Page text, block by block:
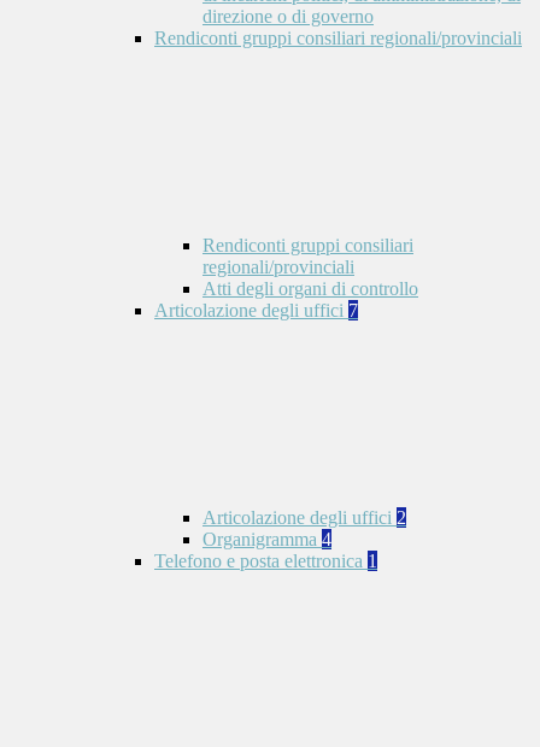
direzione o di governo
Rendiconti gruppi consiliari regionali/provinciali
Rendiconti gruppi consiliari
regionali/provinciali
Atti degli organi di controllo
Articolazione degli uffici 7
Articolazione degli uffici 2
Organigramma 4
Telefono e posta elettronica 1